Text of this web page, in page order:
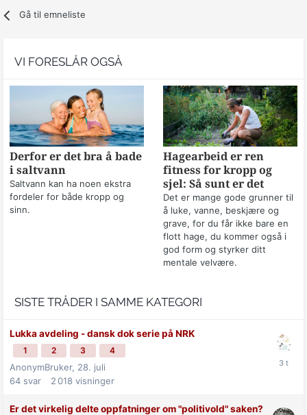
Gå til emneliste
VI FORESLÅR OGSÅ
Derfor er det bra å bade
i saltvann
Saltvann kan ha noen ekstra
fordeler for både kropp og
sinn.
Hagearbeid er ren
fitness for kropp og
sjel: Så sunt er det
Det er mange gode grunner til
å luke, vanne, beskjære og
grave, for du får ikke bare en
flott hage, du kommer også i
god form og styrker ditt
mentale velvære.
SISTE TRÅDER I SAMME KATEGORI
Lukka avdeling - dansk dok serie på NRK
1 2 3 4
AnonymBruker, 28. juli
64 svar 2 018 visninger
Er det virkelig delte oppfatninger om "politivold" saken?